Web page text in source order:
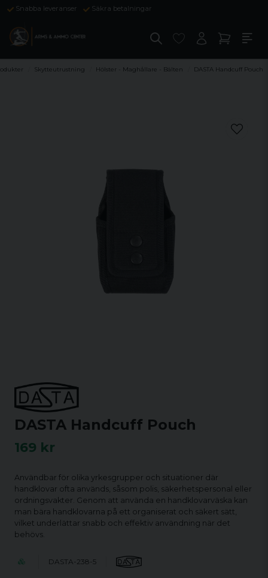
Snabba leveranser Säkra betalningar
Skytteutrustning Hölster - Maghållare - Bälten DASTA Handcuff Pouch
DASTA Handcuff Pouch
169 kr
Användbar för olika yrkesgrupper och situationer där
handklovar ofta används, såsom polis, säkerhetspersonal eller
ordningsvakter. Genom att använda en handklovarväska kan
man bära handklovarna på ett organiserat och säkert sätt,
vilket underlättar snabb och effektiv användning när det
behövs.
DASTA-238-5